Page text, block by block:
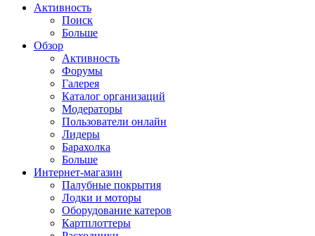
Активность
Поиск
Больше
Обзор
Активность
Форумы
Галерея
Каталог организаций
Модераторы
Пользователи онлайн
Лидеры
Барахолка
Больше
Интернет-магазин
Палубные покрытия
Лодки и моторы
Оборудование катеров
Картплоттеры